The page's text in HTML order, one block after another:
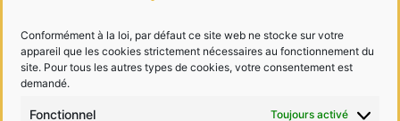
Conformément à la loi, par défaut ce site web ne stocke sur votre
appareil que les cookies strictement nécessaires au fonctionnement du
site. Pour tous les autres types de cookies, votre consentement est
demandé.
Fonctionnel Toujours activé
Traitement des données
Cookies